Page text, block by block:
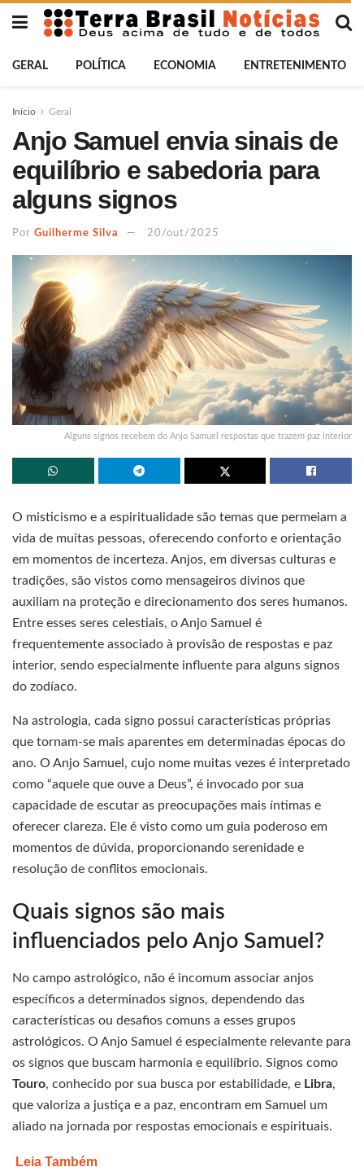
GERAL POLÍTICA ECONOMIA ENTRETENIMENTO
Início Geral
Anjo Samuel envia sinais de
equilíbrio e sabedoria para
alguns signos
Por Guilherme Silva 20/out/2025
Alguns signos recebem do Anjo Samuel respostas que trazem paz interior
O misticismo e a espiritualidade são temas que permeiam a
vida de muitas pessoas, oferecendo conforto e orientação
em momentos de incerteza. Anjos, em diversas culturas e
tradições, são vistos como mensageiros divinos que
auxiliam na proteção e direcionamento dos seres humanos.
Entre esses seres celestiais, o Anjo Samuel é
frequentemente associado à provisão de respostas e paz
interior, sendo especialmente influente para alguns signos
do zodíaco.
Na astrologia, cada signo possui características próprias
que tornam-se mais aparentes em determinadas épocas do
ano. O Anjo Samuel, cujo nome muitas vezes é interpretado
como “aquele que ouve a Deus”, é invocado por sua
capacidade de escutar as preocupações mais íntimas e
oferecer clareza. Ele é visto como um guia poderoso em
momentos de dúvida, proporcionando serenidade e
resolução de conflitos emocionais.
Quais signos são mais
influenciados pelo Anjo Samuel?
No campo astrológico, não é incomum associar anjos
específicos a determinados signos, dependendo das
características ou desafios comuns a esses grupos
astrológicos. O Anjo Samuel é especialmente relevante para
os signos que buscam harmonia e equilíbrio. Signos como
Touro, conhecido por sua busca por estabilidade, e Libra,
que valoriza a justiça e a paz, encontram em Samuel um
aliado na jornada por respostas emocionais e espirituais.
Leia Também